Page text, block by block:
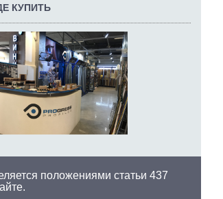
КУПИТЬ
положениями статьи 437